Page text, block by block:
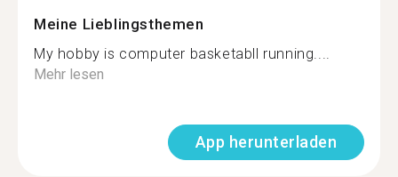
Meine Lieblingsthemen
My hobby is computer basketabll running....
Mehr lesen
App herunterladen